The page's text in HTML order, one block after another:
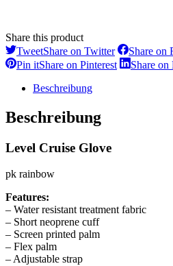
Share this product
TweetShare on Twitter Share on
Pin itShare on Pinterest Share
Beschreibung
Beschreibung
Level Cruise Glove
pk rainbow
Features:
– Water resistant treatment fabric
– Short neoprene cuff
– Screen printed palm
– Flex palm
– Adjustable strap